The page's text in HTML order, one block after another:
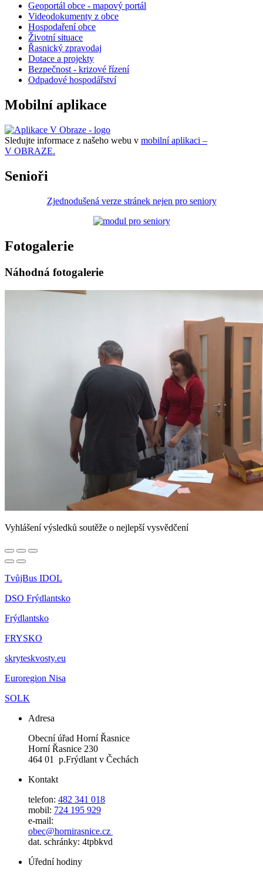
Geoportál obce - mapový portál
Videodokumenty z obce
Hospodaření obce
Životní situace
Řasnický zpravodaj
Dotace a projekty
Bezpečnost - krizové řízení
Odpadové hospodářství
Mobilní aplikace
Sledujte informace z našeho webu v mobilní aplikaci –
V OBRAZE.
Senioři
Zjednodušená verze stránek nejen pro seniory
Fotogalerie
Náhodná fotogalerie
Vyhlášení výsledků soutěže o nejlepší vysvědčení
TvůjBus IDOL
DSO Frýdlantsko
Frýdlantsko
FRYSKO
skryteskvosty.eu
Euroregion Nisa
SOLK
Adresa
Obecní úřad Horní Řasnice
Horní Řasnice 230
464 01 p.Frýdlant v Čechách
Kontakt
telefon: 482 341 018
mobil: 724 195 929
e-mail:
obec@hornirasnice.cz
dat. schránky: 4tpbkvd
Úřední hodiny